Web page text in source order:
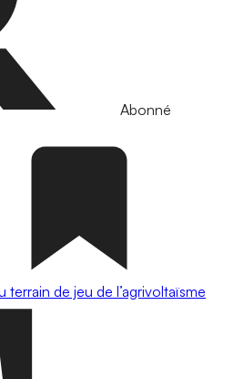
Abonné
de jeu de l’agrivoltaïsme